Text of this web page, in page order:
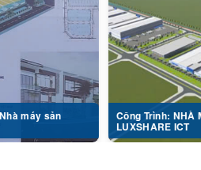
Công Trình: NHÀ MÁY
LUXSHARE ICT